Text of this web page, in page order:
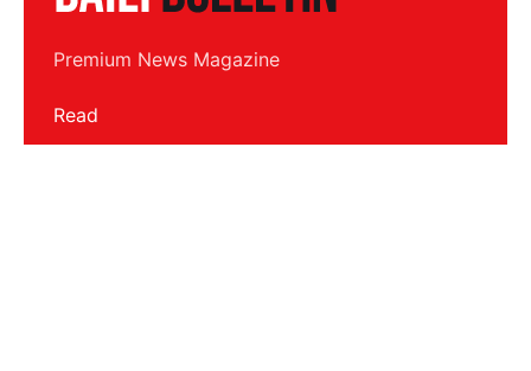
Premium News Magazine
Read